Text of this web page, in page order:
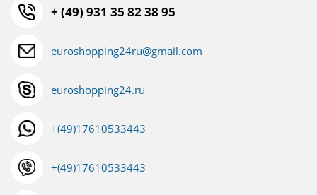
+ (49) 931 35 82 38 95
euroshopping24ru@gmail.com
euroshopping24.ru
+(49)17610533443
+(49)17610533443